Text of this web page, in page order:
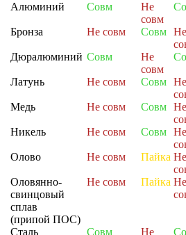
Алюминий Совм
Не
совм
Бронза
Не совм Совм Не
Дюралюминий Совм
Не
совм
Латунь
Не совм Совм Не
Медь Не совм Совм Не
Никель Не совм Совм Не
Олово Не совм Пайка Не
Оловянно-
свинцовый
сплав
(припой ПОС)
Не совм Пайка Не
Сталь
Совм
Не